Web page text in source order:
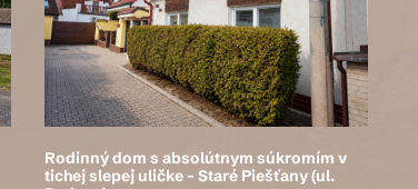
Rodinný dom s absolútnym súkromím v
tichej slepej uličke – Staré Piešťany (ul.